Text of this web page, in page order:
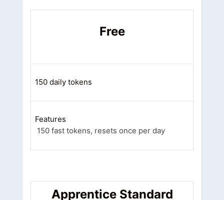
Free
150 daily tokens
Features
150 fast tokens, resets once per day
Apprentice Standard